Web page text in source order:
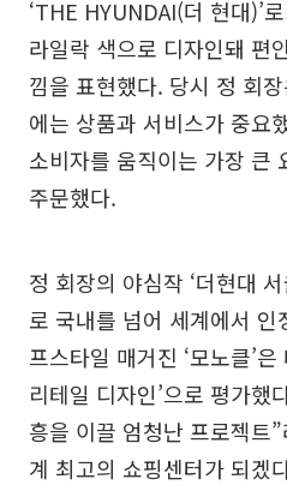
‘THE HYUNDAI(더 현대)’
라일락 색으로 디자인돼 편
낌을 표현했다. 당시 정 회
에는 상품과 서비스가 중요
소비자를 움직이는 가장 큰
주문했다.
정 회장의 야심작 ‘더현대
로 국내를 넘어 세계에서
프스타일 매거진 ‘모노클’
리테일 디자인’으로 평가했
흥을 이끌 엄청난 프로젝트
계 최고의 쇼핑센터가 되겠